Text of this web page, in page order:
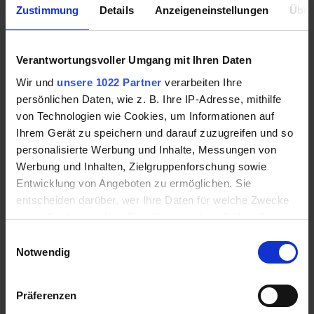
Zustimmung Details Anzeigeneinstellungen
Verantwortungsvoller Umgang mit Ihren Daten
Wir und unsere 1022 Partner verarbeiten Ihre
persönlichen Daten, wie z. B. Ihre IP-Adresse, mithilfe
von Technologien wie Cookies, um Informationen auf
Ihrem Gerät zu speichern und darauf zuzugreifen und so
personalisierte Werbung und Inhalte, Messungen von
Werbung und Inhalten, Zielgruppenforschung sowie
Entwicklung von Angeboten zu ermöglichen. Sie
entscheiden darüber, wer Ihre Daten für welche Zwecke
nutzt. Sie können Ihre Einwilligung jederzeit über die
Trigger Symbol ändern oder widerrufen
Informationen über Ihre geografische Lage
Notwendig
Präferenzen
Brauchen Sie kurzfristig Geld, um einen finanziellen
Engpass zu überbrücken oder eine bestimmte
Rechnung pünktlich zu bezahlen, treffen Sie mit
einemMikrokredit von VEXCASH die richtige Wahl.
Der Anbieter arbeitet seriös, schnell und
die Rückmeldung sowie gegebenenfalls auch die
aufgrund der vielen Nachteile heutzutage nur noch
für große Investitionen.